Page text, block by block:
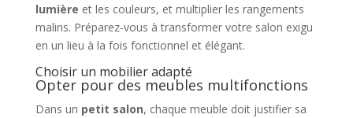
lumière et les couleurs, et multiplier les rangements
malins. Préparez-vous à transformer votre salon exigu
en un lieu à la fois fonctionnel et élégant.
Choisir un mobilier adapté
Opter pour des meubles multifonctions
Dans un petit salon, chaque meuble doit justifier sa